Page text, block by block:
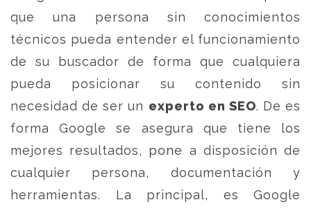
que una persona sin conocimientos
técnicos pueda entender el funcionamiento
de su buscador de forma que cualquiera
pueda posicionar su contenido sin
necesidad de ser un experto en SEO. De es
forma Google se asegura que tiene los
mejores resultados, pone a disposición de
cualquier persona, documentación y
herramientas. La principal, es Google